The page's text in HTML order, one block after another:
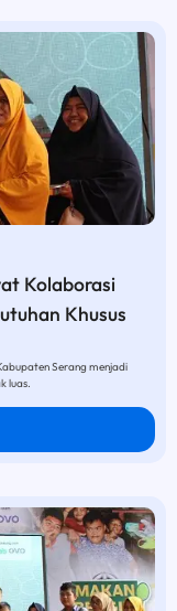
Kolaborasi
Khusus
Serang menjadi
luas.